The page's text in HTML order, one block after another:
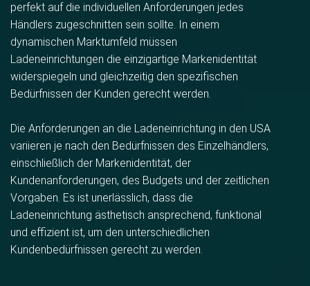
perfekt auf die individuellen Anforderungen jedes
Händlers zugeschnitten sein sollte. In einem
dynamischen Marktumfeld müssen
Ladeneinrichtungen die einzigartige Markenidentität
widerspiegeln und gleichzeitig den spezifischen
Bedürfnissen der Kunden gerecht werden.
Die Anforderungen an die Ladeneinrichtung in den USA
variieren je nach den Bedürfnissen des Einzelhändlers,
einschließlich der Markenidentität, der
Kundenanforderungen, des Budgets und der zeitlichen
Vorgaben. Es ist unerlässlich, dass die
Ladeneinrichtung ästhetisch ansprechend, funktional
und effizient ist, um den unterschiedlichen
Kundenbedürfnissen gerecht zu werden.